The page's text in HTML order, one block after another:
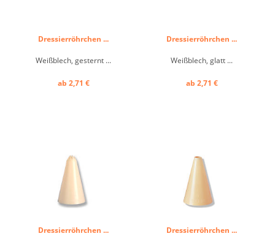
Dressierröhrchen ...
Weißblech, gesternt ...
ab 2,71 €
Dressierröhrchen ...
Weißblech, glatt ...
ab 2,71 €
Dressierröhrchen ... Dressierröhrchen ...